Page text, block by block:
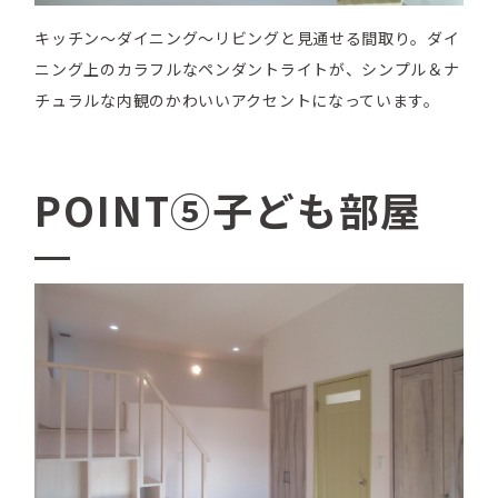
キッチン～ダイニング～リビングと見通せる間取り。ダイ
ニング上のカラフルなペンダントライトが、シンプル＆ナ
チュラルな内観のかわいいアクセントになっています。
POINT⑤子ども部屋